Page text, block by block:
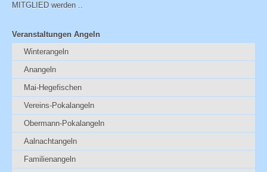
MITGLIED werden ..
Veranstaltungen Angeln
Winterangeln
Anangeln
Mai-Hegefischen
Vereins-Pokalangeln
Obermann-Pokalangeln
Aalnachtangeln
Familienangeln